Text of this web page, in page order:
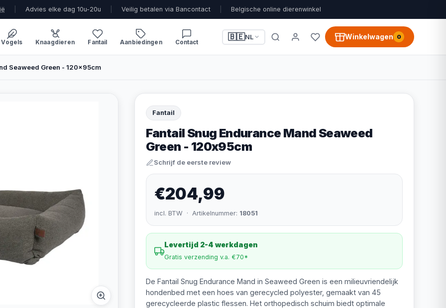
Advies elke dag 10u-20u Veilig betalen via Bancontact Belgische online dierenwinkel
Vogels Knaagdieren Fantail Aanbiedingen Contact
🇧🇪NL Winkelwagen 0
Seaweed Green - 120x95cm
Fantail
Fantail Snug Endurance Mand Seaweed
Green - 120x95cm
Schrijf de eerste review
€204,99
incl. BTW · Artikelnummer: 18051
Levertijd 2-4 werkdagen
Gratis verzending v.a. €70*
De Fantail Snug Endurance Mand in Seaweed Green is een milieuvriendelijk
hondenbed met een hoes van gerecycled polyester, gemaakt van 45
gerecycleerde plastic flessen. Het orthopedisch schuim biedt optimale